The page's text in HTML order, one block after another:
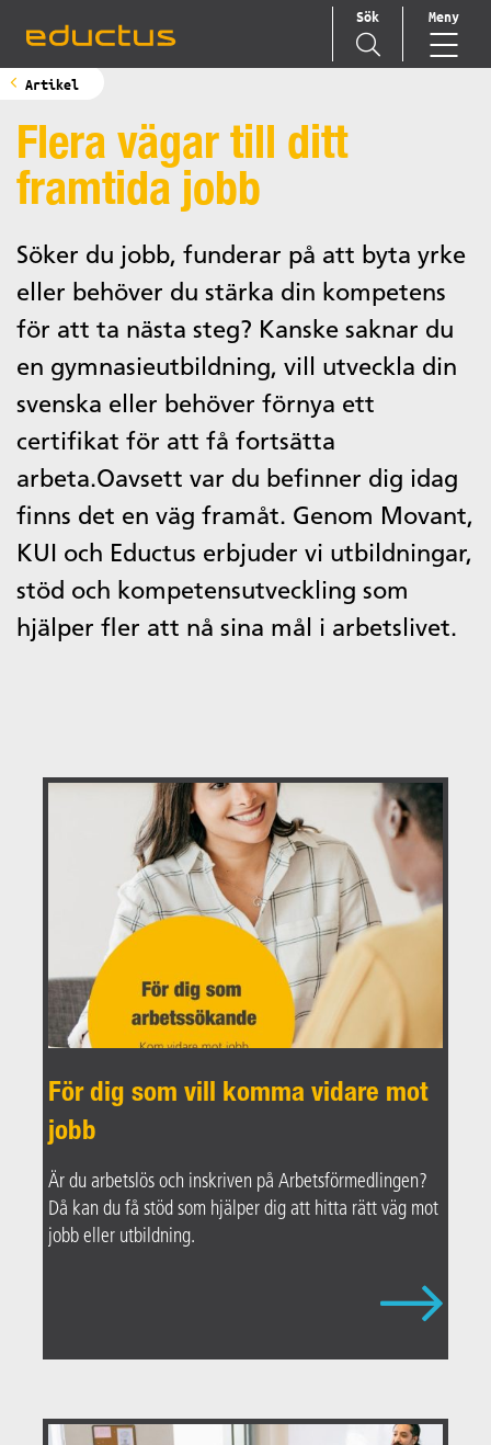
Main Navigation
Sök Meny
Artikel
Flera vägar till ditt
framtida jobb
Söker du jobb, funderar på att byta yrke
eller behöver du stärka din kompetens
för att ta nästa steg? Kanske saknar du
en gymnasieutbildning, vill utveckla din
svenska eller behöver förnya ett
certifikat för att få fortsätta
arbeta.Oavsett var du befinner dig idag
finns det en väg framåt. Genom Movant,
KUI och Eductus erbjuder vi utbildningar,
stöd och kompetensutveckling som
hjälper fler att nå sina mål i arbetslivet.
För dig som vill komma vidare mot
jobb
Är du arbetslös och inskriven på Arbetsförmedlingen?
Då kan du få stöd som hjälper dig att hitta rätt väg mot
jobb eller utbildning.